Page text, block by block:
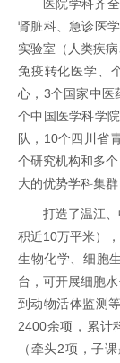
医院学科齐
肾脏科、急诊医
实验室（人类疾
免疫转化医学、
心，3个国家中医
个中国医学科学
队，10个四川省
个研究机构和多
大的优势学科集
打造了温江
积近10万平米）
生物化学、细胞
台，可开展细胞
到动物活体监测
2400余项，累计
（牵头2项，子